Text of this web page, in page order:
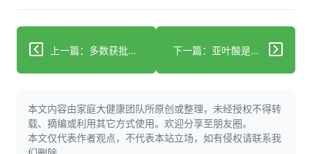
上一篇：多数获批癌症药物存在临床试验不确定性 下一篇：亚叶酸是治疗自闭症的有效疗法吗？研究结果揭示真相
本文内容由家庭大健康团队所原创或整理，未经授权不得转
载、摘编或利用其它方式使用。欢迎分享至朋友圈。
本文仅代表作者观点，不代表本站立场，如有侵权请联系我